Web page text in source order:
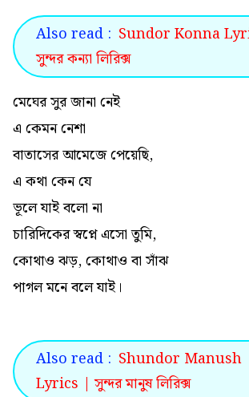
Also read : Sundor Konna
সুন্দর কন্যা লিরিক্স
মেঘের সুর জানা নেই
এ কেমন নেশা
বাতাসের আমেজে পেয়েছি,
এ কথা কেন যে
ভূলে যাই বলো না
চারিদিকের স্বপ্নে এসো তুমি,
কোথাও ঝড়, কোথাও বা সাঁঝ
পাগল মনে বলে যাই।
Also read : Shundor Manush
Lyrics | সুন্দর মানুষ লিরিক্স